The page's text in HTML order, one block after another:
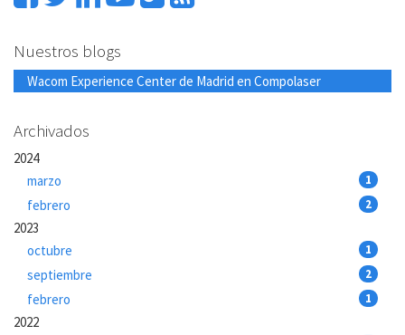
Nuestros blogs
Wacom Experience Center de Madrid en Compolaser
Archivados
2024
marzo
1
febrero 2
2023
octubre
1
septiembre 2
febrero 1
2022